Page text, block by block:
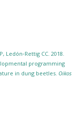
Ledón‐Rettig CC. 2018.
programming
in dung beetles. Oikos